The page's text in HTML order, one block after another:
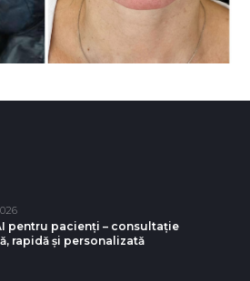
pentru pacienți – consultație
rapidă și personalizată